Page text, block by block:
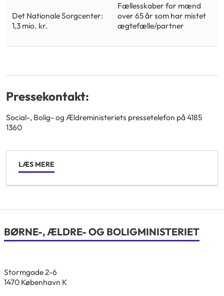
Det Nationale Sorgcenter:
1,3 mio. kr.
Fællesskaber for mænd
over 65 år som har mistet
ægtefælle/partner
Pressekontakt:
Social-, Bolig- og Ældreministeriets pressetelefon på 4185
1360
LÆS MERE
BØRNE-, ÆLDRE- OG BOLIGMINISTERIET
Stormgade 2-6
1470 København K